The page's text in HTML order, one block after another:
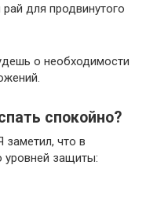
для продвинутого
о необходимости
спокойно?
что в
уровней защиты: